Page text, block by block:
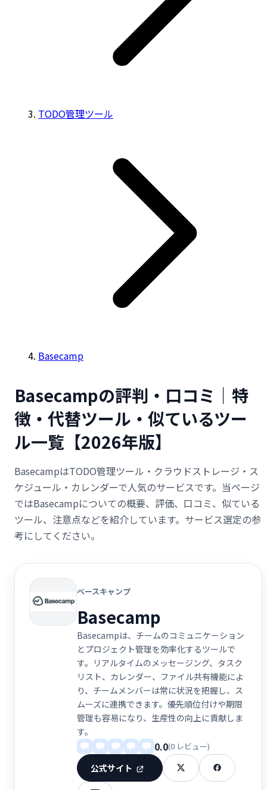
TODO管理ツール
Basecamp
Basecampの評判・口コミ｜特
徴・代替ツール・似ているツー
ル一覧【2026年版】
BasecampはTODO管理ツール・クラウドストレージ・ス
ケジュール・カレンダーで人気のサービスです。当ページ
ではBasecampについての概要、評価、口コミ、似ている
ツール、注意点などを紹介しています。サービス選定の参
考にしてください。
ベースキャンプ
Basecamp
Basecampは、チームのコミュニケーション
とプロジェクト管理を効率化するツールで
す。リアルタイムのメッセージング、タスク
リスト、カレンダー、ファイル共有機能によ
り、チームメンバーは常に状況を把握し、ス
ムーズに連携できます。優先順位付けや期限
管理も容易になり、生産性の向上に貢献しま
す。
0.0(0 レビュー)
公式サイト